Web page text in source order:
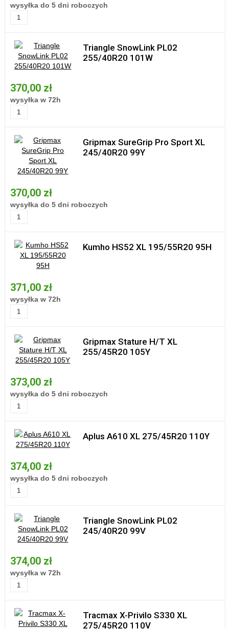
wysyłka do 5 dni roboczych
Triangle SnowLink PL02
255/40R20 101W
370,00 zł
wysyłka w 72h
Gripmax SureGrip Pro Sport XL
245/40R20 99Y
370,00 zł
wysyłka do 5 dni roboczych
Kumho HS52 XL 195/55R20 95H
371,00 zł
wysyłka w 72h
Gripmax Stature H/T XL
255/45R20 105Y
373,00 zł
wysyłka do 5 dni roboczych
Aplus A610 XL 275/45R20 110Y
374,00 zł
wysyłka do 5 dni roboczych
Triangle SnowLink PL02
245/40R20 99V
374,00 zł
wysyłka w 72h
Tracmax X-Privilo S330 XL
275/45R20 110V